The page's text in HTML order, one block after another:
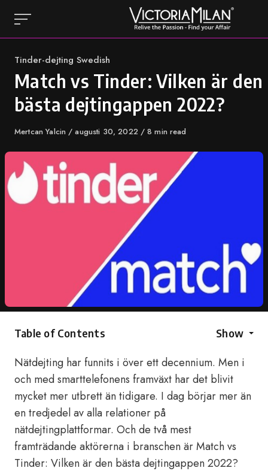
content
Category
Tinder-dejting Swedish
Match vs Tinder: Vilken är den
bästa dejtingappen 2022?
Author
Mertcan Yalcin
Published
augusti 30, 2022 8 min read
Table of Contents Show
Nätdejting har funnits i över ett decennium. Men i
och med smarttelefonens framväxt har det blivit
mycket mer utbrett än tidigare. I dag börjar mer än
en tredjedel av alla relationer på
nätdejtingplattformar. Och de två mest
framträdande aktörerna i branschen är Match vs
Tinder: Vilken är den bästa dejtingappen 2022?